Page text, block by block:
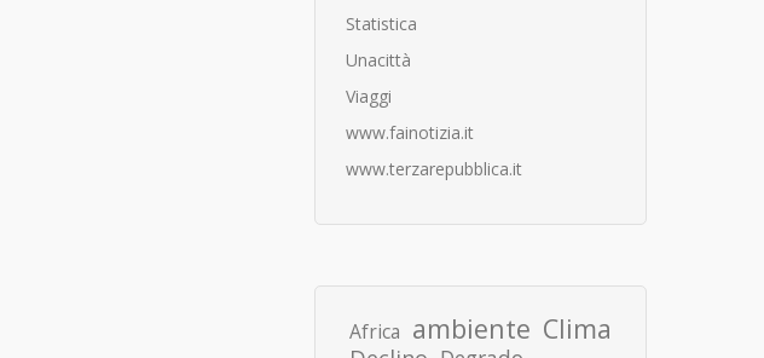
Statistica
Unacittà
Viaggi
www.fainotizia.it
www.terzarepubblica.it
Africa ambiente Clima